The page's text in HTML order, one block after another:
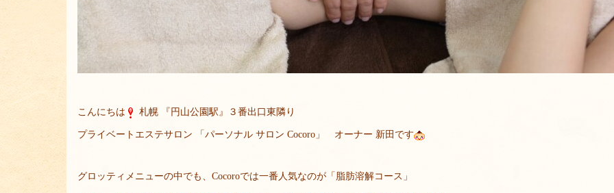
こんにちは 札幌 『円山公園駅』３番出口東隣り
プライベートエステサロン 「パーソナル サロン Cocoro」 オーナー 新田です
グロッティメニューの中でも、Cocoroでは一番人気なのが「脂肪溶解コース」